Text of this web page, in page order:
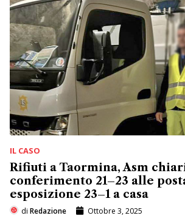
IL CASO
Rifiuti a Taormina, Asm
conferimento 21–23 alle
esposizione 23–1 a casa
di Redazione Ottobre 3, 2025